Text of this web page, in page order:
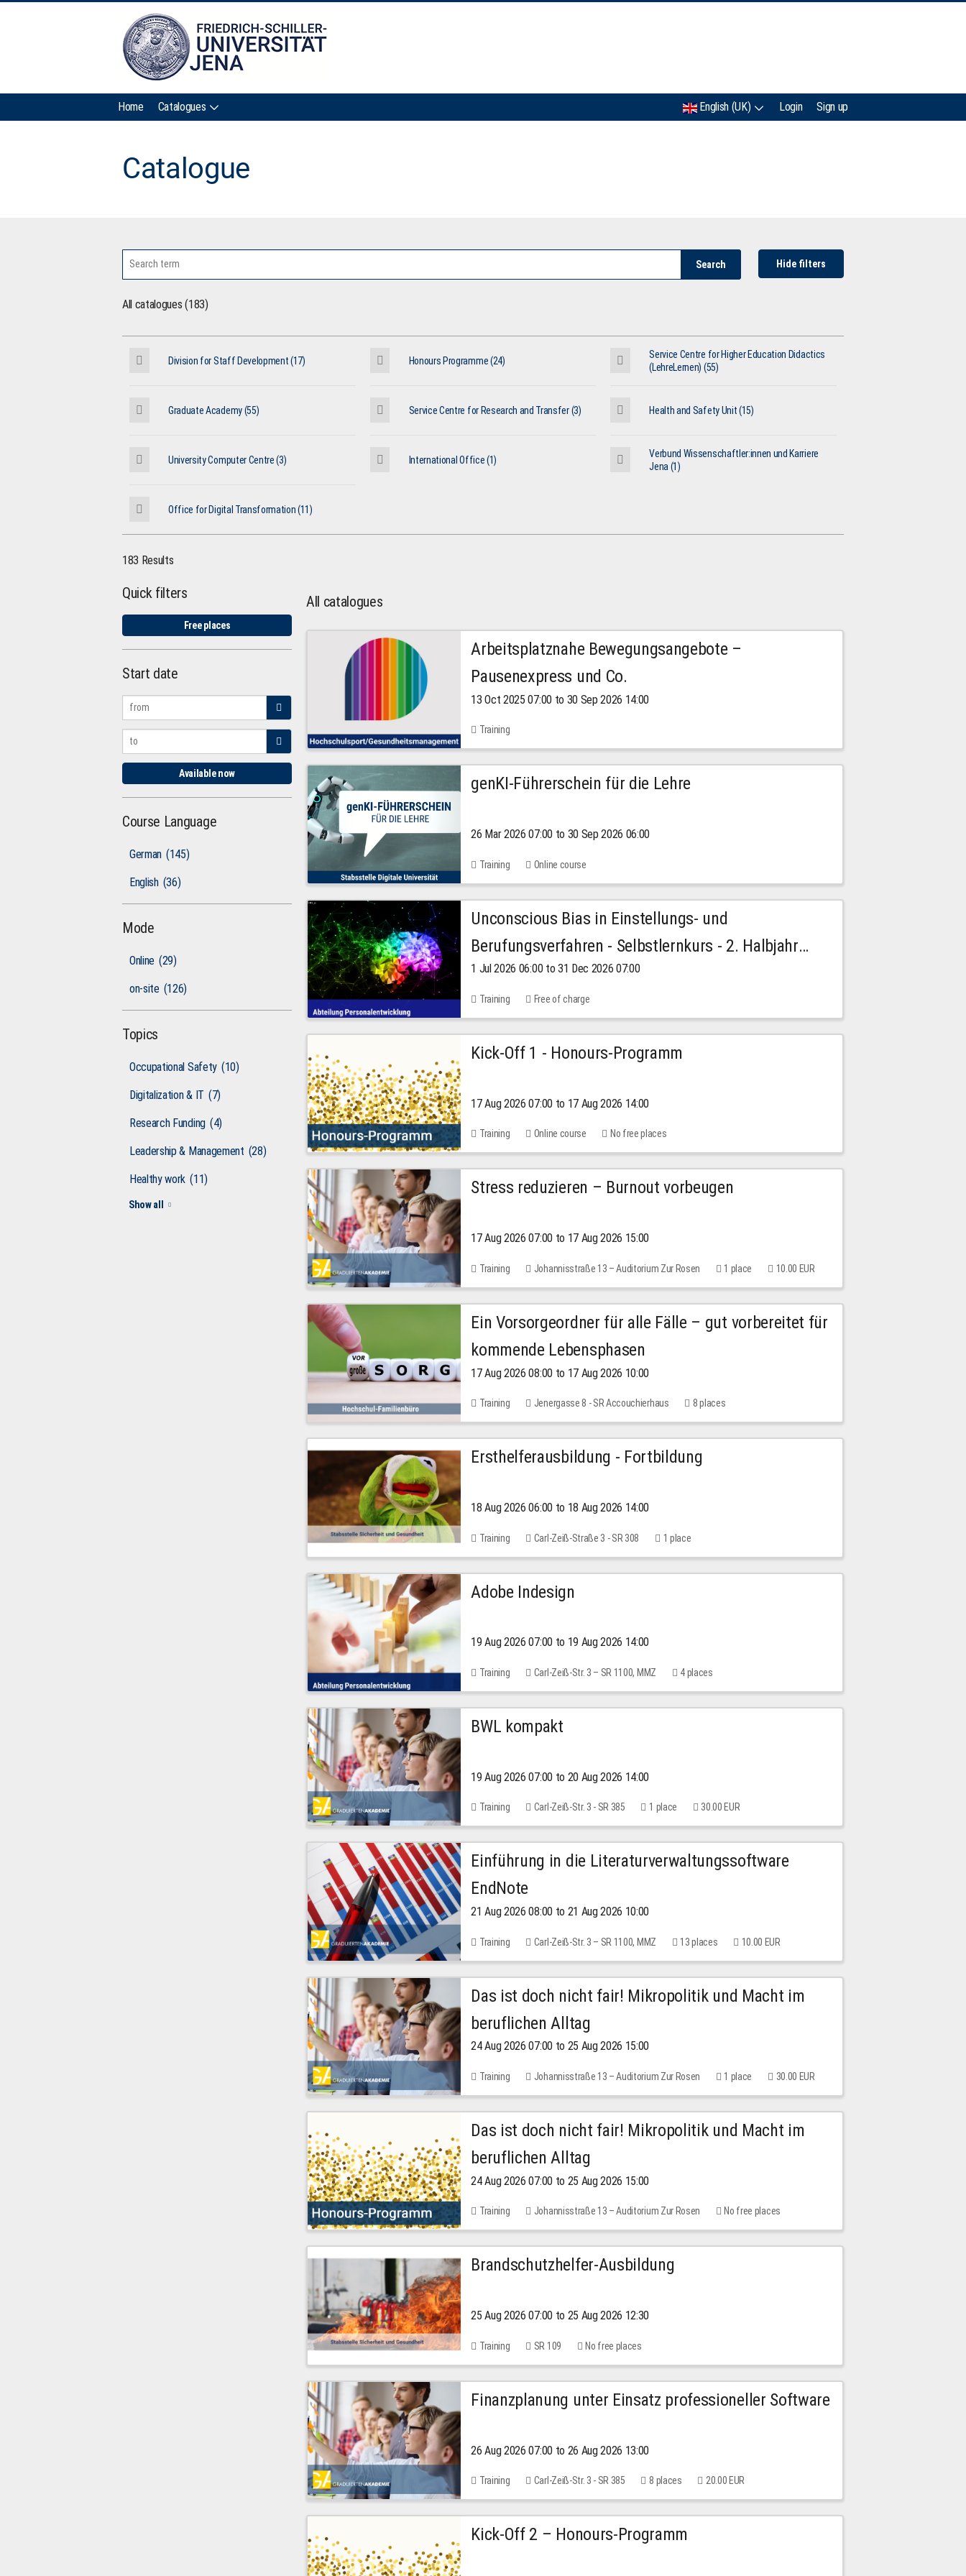
Home Catalogues English (UK) Login Sign up
Catalogue
Search Hide filters
All catalogues (183)
Division for Staff Development (17) Honours Programme (24)
Service Centre for Higher Education Didactics
(LehreLernen) (55)
Graduate Academy (55) Service Centre for Research and Transfer (3) Health and Safety Unit (15)
University Computer Centre (3) International Office (1)
Verbund Wissenschaftler:innen und Karriere
Jena (1)
Office for Digital Transformation (11)
183 Results
Quick filters
Free places
Start date
Available now
Course Language
German (145)
English (36)
Mode
Online (29)
on-site (126)
Topics
Occupational Safety (10)
Digitalization & IT (7)
Research Funding (4)
Leadership & Management (28)
Healthy work (11)
Show all
All catalogues
Arbeitsplatznahe Bewegungsangebote –
Pausenexpress und Co.
13 Oct 2025 07:00 to 30 Sep 2026 14:00
Training
genKI-Führerschein für die Lehre
26 Mar 2026 07:00 to 30 Sep 2026 06:00
Training Online course
Unconscious Bias in Einstellungs- und
Berufungsverfahren - Selbstlernkurs - 2. Halbjahr
2026
1 Jul 2026 06:00 to 31 Dec 2026 07:00
Training Free of charge
Kick-Off 1 - Honours-Programm
17 Aug 2026 07:00 to 17 Aug 2026 14:00
Training Online course No free places
Stress reduzieren – Burnout vorbeugen
17 Aug 2026 07:00 to 17 Aug 2026 15:00
Training Johannisstraße 13 – Auditorium Zur Rosen 1 place 10.00 EUR
Ein Vorsorgeordner für alle Fälle – gut vorbereitet für
kommende Lebensphasen
17 Aug 2026 08:00 to 17 Aug 2026 10:00
Training Jenergasse 8 - SR Accouchierhaus 8 places
Ersthelferausbildung - Fortbildung
18 Aug 2026 06:00 to 18 Aug 2026 14:00
Training Carl-Zeiß-Straße 3 - SR 308 1 place
Adobe Indesign
19 Aug 2026 07:00 to 19 Aug 2026 14:00
Training Carl-Zeiß-Str. 3 – SR 1100, MMZ 4 places
BWL kompakt
19 Aug 2026 07:00 to 20 Aug 2026 14:00
Training Carl-Zeiß-Str. 3 - SR 385 1 place 30.00 EUR
Einführung in die Literaturverwaltungssoftware
EndNote
21 Aug 2026 08:00 to 21 Aug 2026 10:00
Training Carl-Zeiß-Str. 3 – SR 1100, MMZ 13 places 10.00 EUR
Das ist doch nicht fair! Mikropolitik und Macht im
beruflichen Alltag
24 Aug 2026 07:00 to 25 Aug 2026 15:00
Training Johannisstraße 13 – Auditorium Zur Rosen 1 place 30.00 EUR
Das ist doch nicht fair! Mikropolitik und Macht im
beruflichen Alltag
24 Aug 2026 07:00 to 25 Aug 2026 15:00
Training Johannisstraße 13 – Auditorium Zur Rosen No free places
Brandschutzhelfer-Ausbildung
25 Aug 2026 07:00 to 25 Aug 2026 12:30
Training SR 109 No free places
Finanzplanung unter Einsatz professioneller Software
26 Aug 2026 07:00 to 26 Aug 2026 13:00
Training Carl-Zeiß-Str. 3 - SR 385 8 places 20.00 EUR
Kick-Off 2 – Honours-Programm